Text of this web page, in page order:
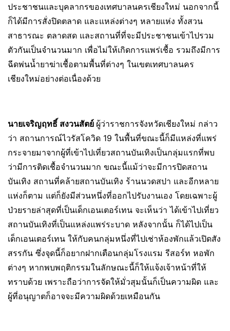
ประชาชนและบุคลากรของเทศบาลนครเชียงใหม่ นอกจากนี้
ก็ได้มีการสั่งปิดตลาด และแหล่งต่างๆ หลายแห่ง ทั้งสวน
สาธารณะ ตลาดสด และสถานที่ที่จะมีประชาชนเข้าไปรวม
ตัวกันเป็นจำนวนมาก เพื่อไม่ให้เกิดการแพร่เชื้อ รวมถึงมีการ
ฉีดพ่นน้ำยาฆ่าเชื้อตามพื้นที่ต่างๆ ในเขตเทศบาลนคร
เชียงใหม่อย่างต่อเนื่องด้วย
นายเจริญฤทธิ์ สงวนสัตย์ ผู้ว่าราชการจังหวัดเชียงใหม่ กล่าว
ว่า สถานการณ์ไวรัสโควิด 19 ในพื้นที่ขณะนี้ก็มีแหล่งที่แพร่
กระจายมาจากผู้ที่เข้าไปเที่ยวสถานบันเทิงเป็นกลุ่มแรกที่พบ
ว่ามีการติดเชื้อจำนวนมาก ขณะนี้แม้ว่าจะมีการปิดสถาน
บันเทิง สถานที่คล้ายสถานบันเทิง ร้านนวดสปา และอีกหลาย
แห่งก็ตาม แต่ก็ยังมีส่วนหนึ่งที่ออกไปรับงานเอง โดยเฉพาะผู้
ป่วยรายล่าสุดที่เป็นเด็กเอนเตอร์เทน จะเห็นว่า ได้เข้าไปเที่ยว
สถานบันเทิงที่เป็นแหล่งแพร่ระบาด หลังจากนั้น ก็ได้ไปเป็น
เด็กเอนเตอร์เทน ให้กับคนกลุ่มหนึ่งที่ไปเช่าห้องพักแล้วเปิดสัง
สรรกัน ซึ่งจุดนี้ก็อยากฝากเตือนกลุ่มโรงแรม รีสอร์ท หอพัก
ต่างๆ หากพบพฤติกรรมในลักษณะนี้ก็ให้แจ้งเจ้าหน้าที่ให้
ทราบด้วย เพราะถือว่าการจัดให้มั่วสุมนั้นก็เป็นความผิด และ
ผู้ที่อนุญาตก็อาจจะมีความผิดด้วยเหมือนกัน